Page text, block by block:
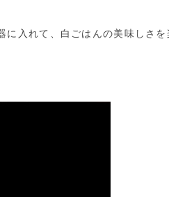
入れて、白ごはんの美味しさ